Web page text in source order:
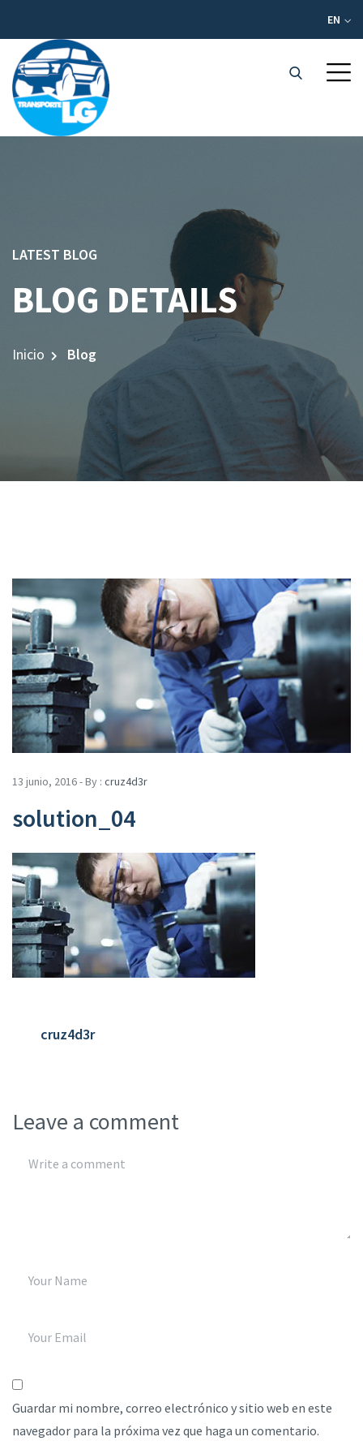
EN
LATEST BLOG
BLOG DETAILS
Inicio Blog
13 junio, 2016 - By : cruz4d3r
solution_04
cruz4d3r
Leave a comment
Guardar mi nombre, correo electrónico y sitio web en este
navegador para la próxima vez que haga un comentario.